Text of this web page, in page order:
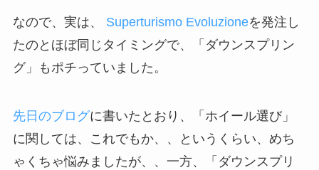
なので、実は、 Superturismo Evoluzioneを発注し
たのとほぼ同じタイミングで、「ダウンスプリン
グ」もポチっていました。
先日のブログに書いたとおり、「ホイール選び」
に関しては、これでもか、、というくらい、めち
ゃくちゃ悩みましたが、、一方、「ダウンスプリ